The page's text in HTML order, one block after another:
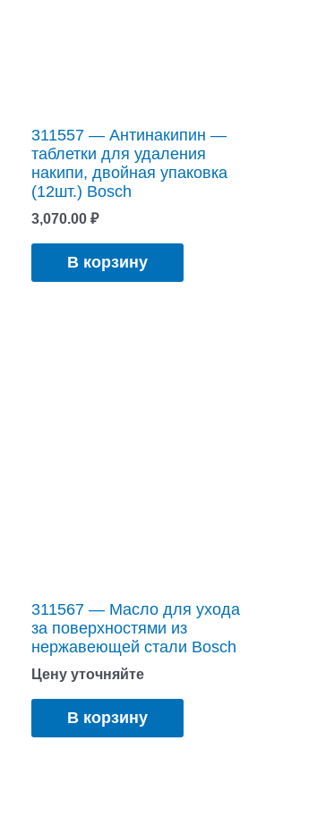
311557 — Антинакипин —
таблетки для удаления
накипи, двойная упаковка
(12шт.) Bosch
3,070.00 ₽
В корзину
311567 — Масло для ухода
за поверхностями из
нержавеющей стали Bosch
Цену уточняйте
В корзину